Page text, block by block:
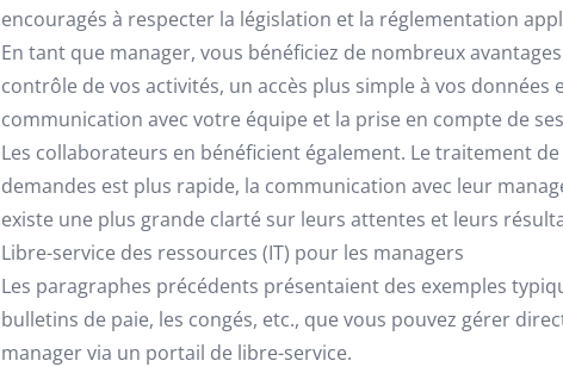
encouragés à respecter la législation et la réglementation
En tant que manager, vous bénéficiez de nombreux
contrôle de vos activités, un accès plus simple à vos données
communication avec votre équipe et la prise en compte de
Les collaborateurs en bénéficient également. Le traitement
demandes est plus rapide, la communication avec leur
existe une plus grande clarté sur leurs attentes et leurs
Libre-service des ressources (IT) pour les managers
Les paragraphes précédents présentaient des exemples
bulletins de paie, les congés, etc., que vous pouvez gérer
manager via un portail de libre-service.